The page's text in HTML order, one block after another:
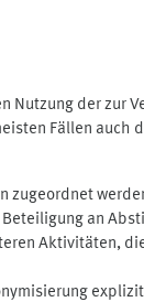
Nutzung der zur
Fällen auch
zugeordnet
an
Aktivitäten,